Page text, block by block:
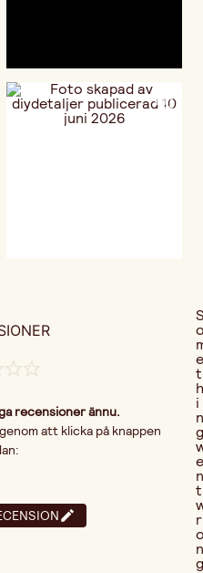
recensioner ännu.
att klicka på knappen
e
t
h
i
n
g
e
n
t
r
n
g